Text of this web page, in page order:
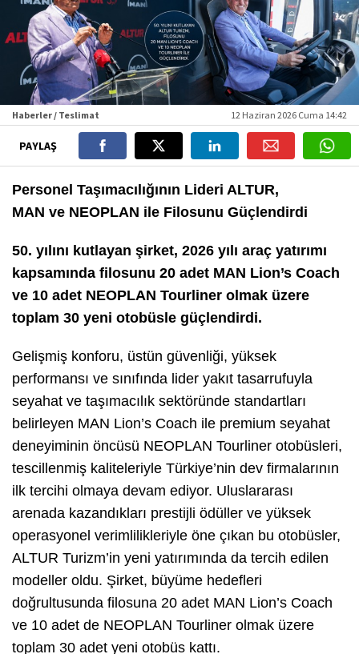
Haberler / Teslimat 12 Haziran 2026 Cuma 14:42
PAYLAŞ
Personel Taşımacılığının Lideri ALTUR,
MAN ve NEOPLAN ile Filosunu Güçlendirdi
50. yılını kutlayan şirket, 2026 yılı araç yatırımı
kapsamında filosunu 20 adet MAN Lion’s Coach
ve 10 adet NEOPLAN Tourliner olmak üzere
toplam 30 yeni otobüsle güçlendirdi.
Gelişmiş konforu, üstün güvenliği, yüksek
performansı ve sınıfında lider yakıt tasarrufuyla
seyahat ve taşımacılık sektöründe standartları
belirleyen MAN Lion’s Coach ile premium seyahat
deneyiminin öncüsü NEOPLAN Tourliner otobüsleri,
tescillenmiş kaliteleriyle Türkiye’nin dev firmalarının
ilk tercihi olmaya devam ediyor. Uluslararası
arenada kazandıkları prestijli ödüller ve yüksek
operasyonel verimlilikleriyle öne çıkan bu otobüsler,
ALTUR Turizm’in yeni yatırımında da tercih edilen
modeller oldu. Şirket, büyüme hedefleri
doğrultusunda filosuna 20 adet MAN Lion’s Coach
ve 10 adet de NEOPLAN Tourliner olmak üzere
toplam 30 adet yeni otobüs kattı.